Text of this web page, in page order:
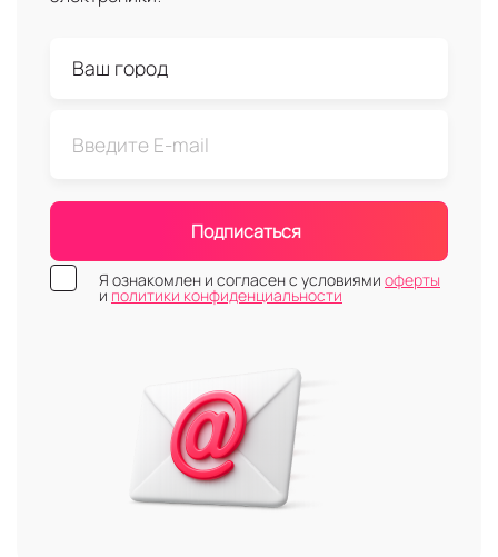
Подписаться
Я ознакомлен и согласен с условиями оферты
и политики конфиденциальности